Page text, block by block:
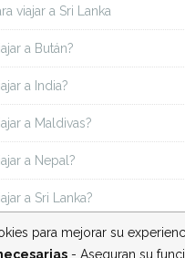
viajar a Sri Lanka
a Bután?
a India?
a Maldivas?
a Nepal?
a Sri Lanka?
para mejorar su
- Aseguran su